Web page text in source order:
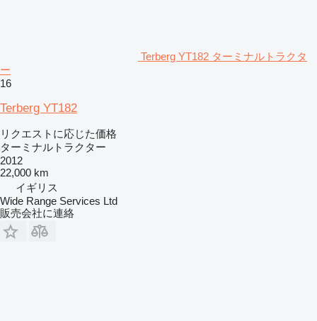
Terberg YT182 ターミナルトラクタ
ー
16
Terberg YT182
リクエストに応じた価格
ターミナルトラクター
2012
22,000 km
イギリス
Wide Range Services Ltd
販売会社に連絡